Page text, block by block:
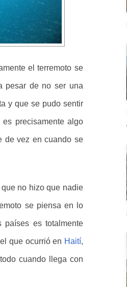
el terremoto se
pesar de no ser una
y que se pudo sentir
precisamente algo
de vez en cuando se
no hizo que nadie
se piensa en lo
países es totalmente
que ocurrió en Haití,
cuando llega con